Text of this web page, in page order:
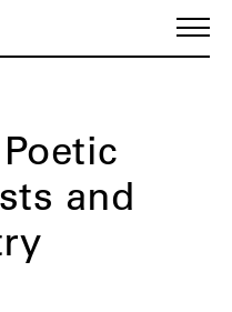
and